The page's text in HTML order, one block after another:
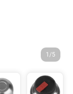
1/5